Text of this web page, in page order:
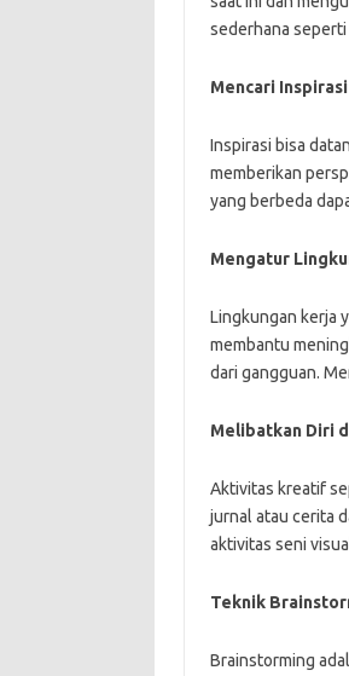
sederhana seperti
Mencari
Inspirasi bisa
memberikan
yang berbeda
Mengatur
Lingkungan kerja
membantu
dari gangguan.
Melibatkan Diri
Aktivitas kreatif
jurnal atau cerita
aktivitas seni
Teknik
Brainstorming